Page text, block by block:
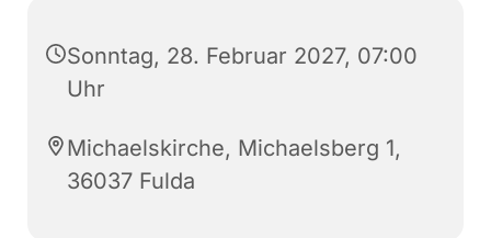
Sonntag, 28. Februar 2027, 07:00
Uhr
Michaelskirche, Michaelsberg 1,
36037 Fulda